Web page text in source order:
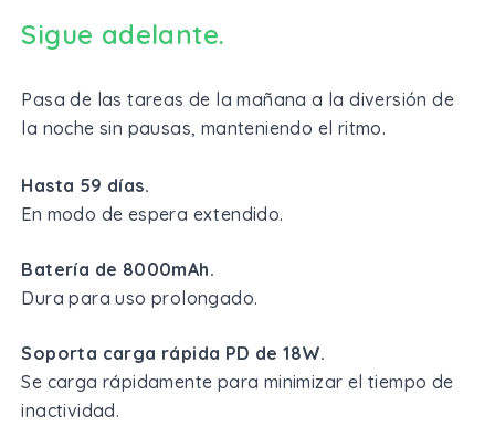
Sigue adelante.
Pasa de las tareas de la mañana a la diversión de
la noche sin pausas, manteniendo el ritmo.
Hasta 59 días.
En modo de espera extendido.
Batería de 8000mAh.
Dura para uso prolongado.
Soporta carga rápida PD de 18W.
Se carga rápidamente para minimizar el tiempo de
inactividad.